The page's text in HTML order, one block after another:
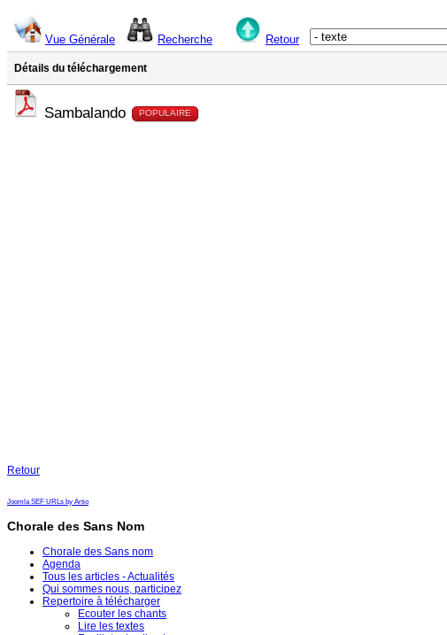
Vue Générale Recherche Retour
Détails du téléchargement
Sambalando POPULAIRE
Retour
Joomla SEF URLs by Artio
Chorale des Sans Nom
Chorale des Sans nom
Agenda
Tous les articles - Actualités
Qui sommes nous, participez
Repertoire à télécharger
Ecouter les chants
Lire les textes